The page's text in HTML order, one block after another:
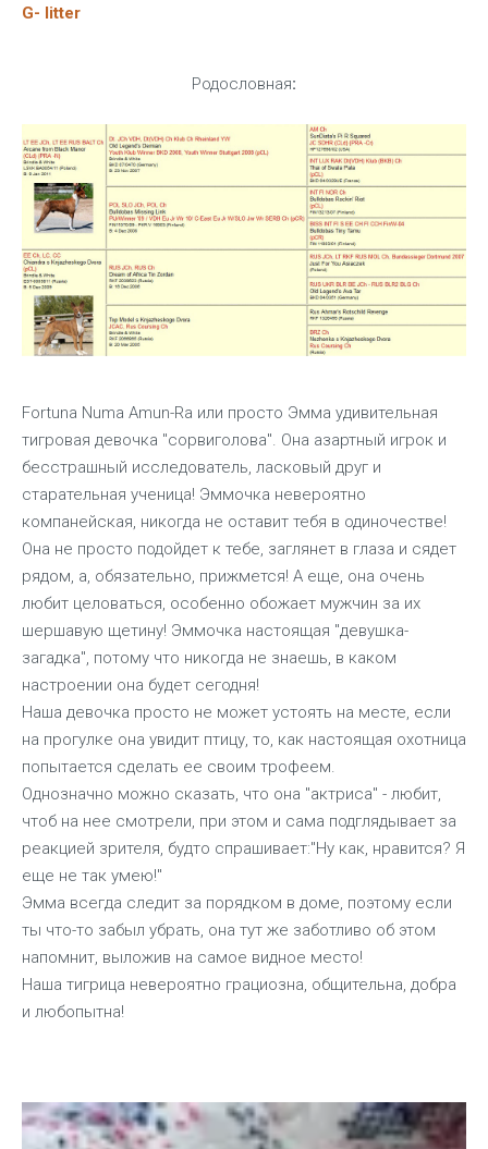
G- litter
Родословная:
Fortuna Numa Amun-Ra или просто Эмма удивительная
тигровая девочка "сорвиголова". Она азартный игрок и
бесстрашный исследователь, ласковый друг и
старательная ученица! Эммочка невероятно
компанейская, никогда не оставит тебя в одиночестве!
Она не просто подойдет к тебе, заглянет в глаза и сядет
рядом, а, обязательно, прижмется! А еще, она очень
любит целоваться, особенно обожает мужчин за их
шершавую щетину! Эммочка настоящая "девушка-
загадка", потому что никогда не знаешь, в каком
настроении она будет сегодня!
Наша девочка просто не может устоять на месте, если
на прогулке она увидит птицу, то, как настоящая охотница
попытается сделать ее своим трофеем.
Однозначно можно сказать, что она "актриса" - любит,
чтоб на нее смотрели, при этом и сама подглядывает за
реакцией зрителя, будто спрашивает:"Ну как, нравится? Я
еще не так умею!"
Эмма всегда следит за порядком в доме, поэтому если
ты что-то забыл убрать, она тут же заботливо об этом
напомнит, выложив на самое видное место!
Наша тигрица невероятно грациозна, общительна, добра
и любопытна!